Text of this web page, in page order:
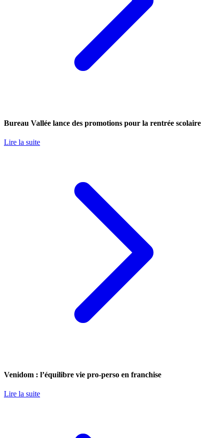
Bureau Vallée lance des promotions pour la rentrée scolaire
Lire la suite
Venidom : l’équilibre vie pro-perso en franchise
Lire la suite